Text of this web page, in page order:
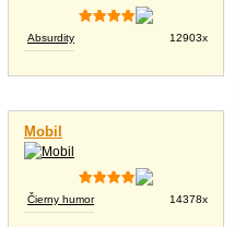
Absurdity 12903x
Mobil
Čierny humor 14378x